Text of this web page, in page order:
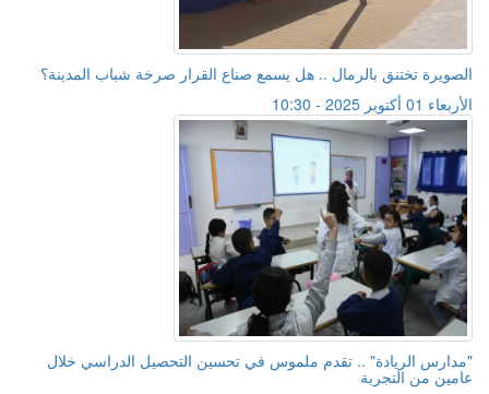
الصويرة تختنق بالرمال .. هل يسمع صناع القرار صرخة شباب المدينة؟
الأربعاء 01 أكتوبر 2025 - 10:30
"مدارس الريادة" .. تقدم ملموس في تحسين التحصيل الدراسي خلال
عامين من التجربة